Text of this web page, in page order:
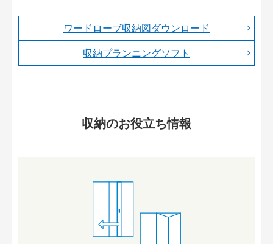
ワードローブ収納図ダウンロード
収納プランニングソフト
収納のお役立ち情報